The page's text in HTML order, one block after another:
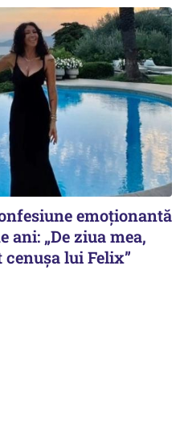
emoționantă
ani: „De ziua mea,
lui Felix”